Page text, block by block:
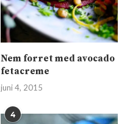
Nem forret med avocado
fetacreme
juni 4, 2015
4